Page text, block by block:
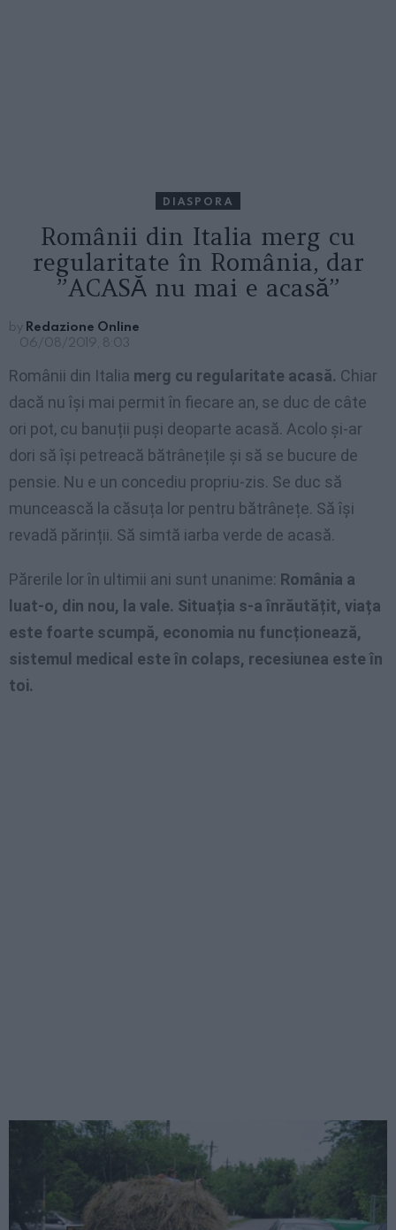
DIASPORA
Românii din Italia merg cu
regularitate în România, dar
”ACASĂ nu mai e acasă”
by Redazione Online
06/08/2019, 8:03
Românii din Italia merg cu regularitate acasă. Chiar
dacă nu își mai permit în fiecare an, se duc de câte
ori pot, cu banuții puși deoparte acasă. Acolo și-ar
dori să își petreacă bătrânețile și să se bucure de
pensie. Nu e un concediu propriu-zis. Se duc să
muncească la căsuța lor pentru bătrânețe. Să își
revadă părinții. Să simtă iarba verde de acasă.
Părerile lor în ultimii ani sunt unanime: România a
luat-o, din nou, la vale. Situația s-a înrăutățit, viața
este foarte scumpă, economia nu funcționează,
sistemul medical este în colaps, recesiunea este în
toi.